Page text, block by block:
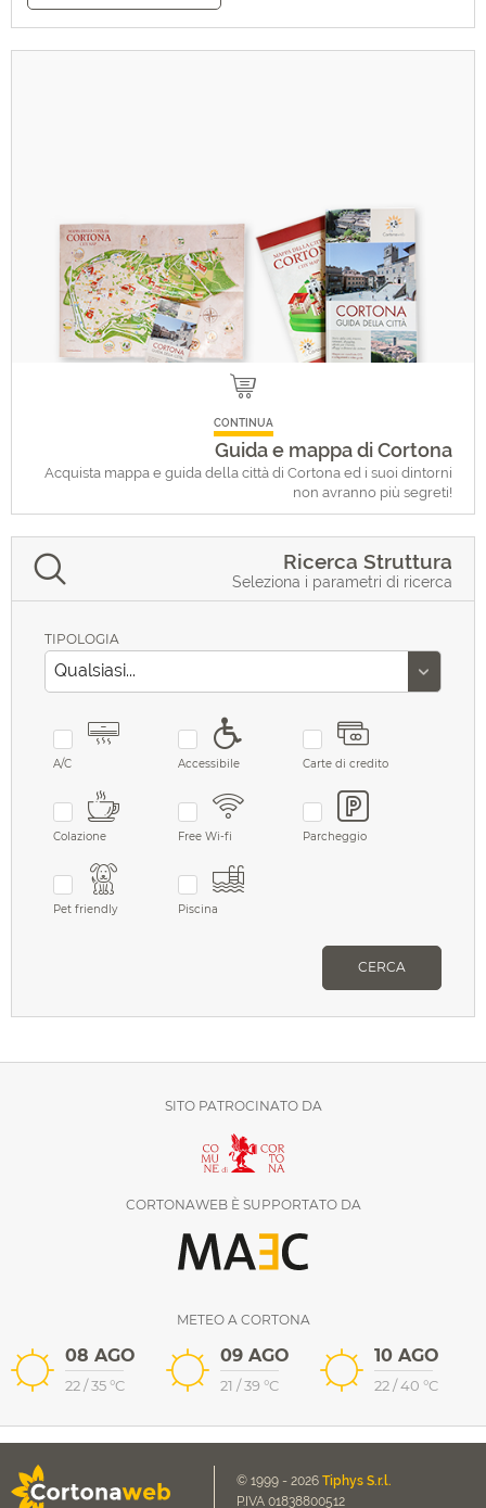
CONTINUA
Guida e mappa di Cortona
Acquista mappa e guida della città di Cortona ed i suoi dintorni
non avranno più segreti!
Ricerca Struttura
Seleziona i parametri di ricerca
TIPOLOGIA
A/C Accessibile Carte di credito
Colazione Free Wi-fi Parcheggio
Pet friendly Piscina
CERCA
SITO PATROCINATO DA
CORTONAWEB È SUPPORTATO DA
METEO A CORTONA
08 AGO
22/35°C
09 AGO
21 /39 °C
10 AGO
22/40 °C
© 1999 - 2026 Tiphys S.r.l.
P.IVA 01838800512